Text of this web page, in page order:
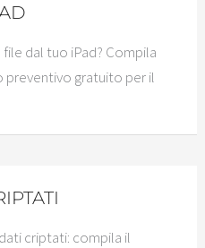
dal tuo iPad? Compila
preventivo gratuito per il
criptati: compila il